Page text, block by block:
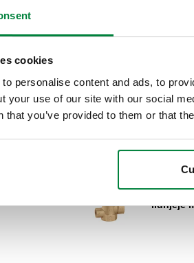
cookies
personalise content and ads, to
your use of our site with our social
that you’ve provided to them or that
lidhjeje